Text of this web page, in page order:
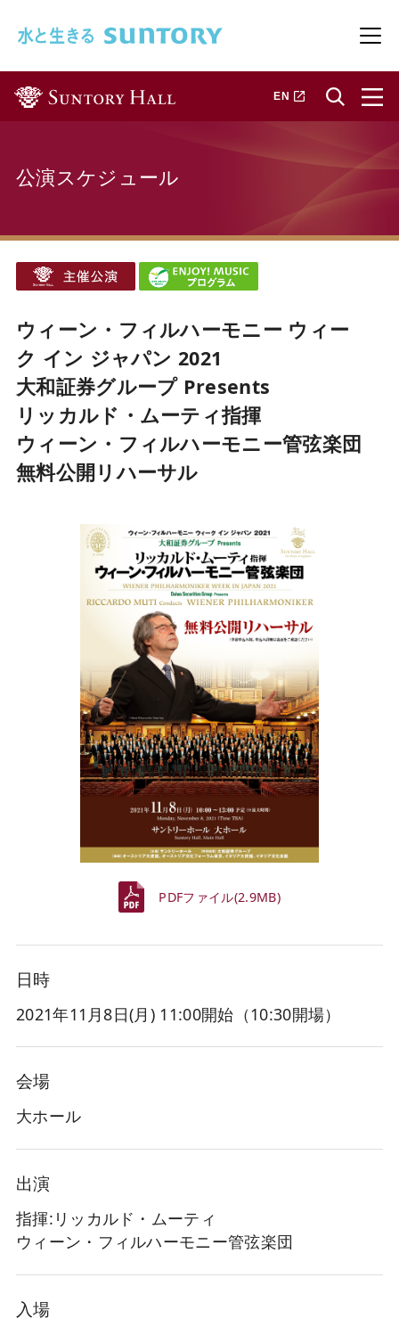
メ
EN 新しいタブで開きます
公演スケジュール
ウィーン・フィルハーモニー ウィー
ク イン ジャパン 2021
大和証券グループ Presents
リッカルド・ムーティ指揮
ウィーン・フィルハーモニー管弦楽団
無料公開リハーサル
PDFファイル(2.9MB)
日時
2021年11月8日(月 ) 11:00開始（10:30開場）
会場
大ホール
出演
指揮:リッカルド・ムーティ
ウィーン・フィルハーモニー管弦楽団
入場